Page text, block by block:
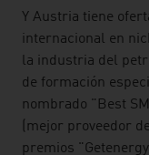
Y Austria tiene
internacional en
la industria del
de formación
nombrado "Best
(mejor proveedor
premios